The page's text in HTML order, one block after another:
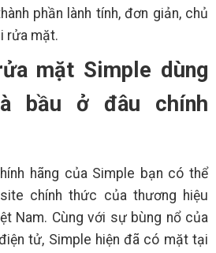
phần lành tính, đơn giản, chủ
rửa mặt.
mặt Simple dùng
bầu ở đâu chính
hãng của Simple bạn có thể
chính thức của thương hiệu
Nam. Cùng với sự bùng nổ của
tử, Simple hiện đã có mặt tại